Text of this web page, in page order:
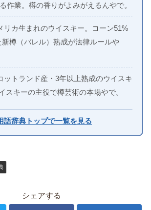
作業。樽の香りがよみがえるんやで。
リカ生まれのウイスキー。コーン51%
新樽（バレル）熟成が法律ルールや
ットランド産・3年以上熟成のウイスキ
スキーの主役で樽芸術の本場やで。
語辞典トップで一覧を見る
シェアする